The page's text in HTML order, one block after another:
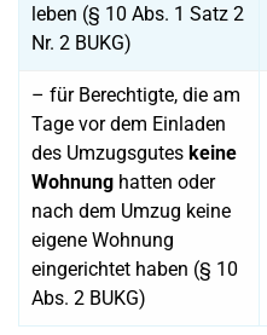
leben (§ 10 Abs. 1 Satz 2
Nr. 2 BUKG)
– für Berechtigte, die am
Tage vor dem Einladen
des Umzugsgutes keine
Wohnung hatten oder
nach dem Umzug keine
eigene Wohnung
eingerichtet haben (§ 10
Abs. 2 BUKG)